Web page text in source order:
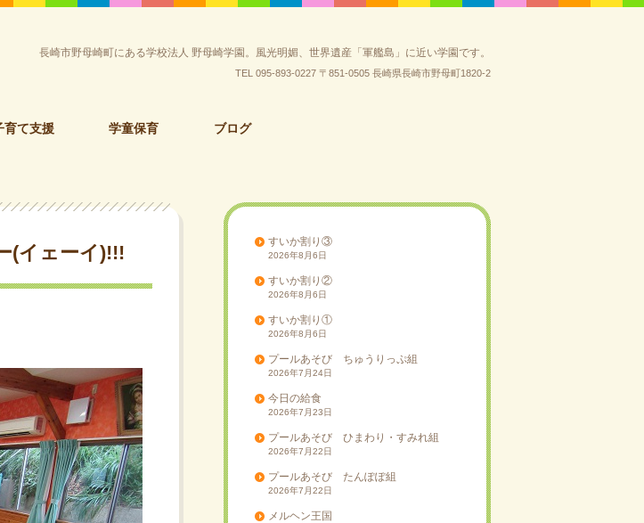
長崎市野母崎町にある学校法人 野母崎学園。風光明媚、世界遺産「軍艦島」に近い学園です。
TEL 095-893-0227 〒851-0505 長崎県長崎市野母町1820-2
育て支援 学童保育 ブログ
(イェーイ)!!! すいか割り③
2026年8月6日
すいか割り②
2026年8月6日
すいか割り①
2026年8月6日
プールあそび ちゅうりっぷ組
2026年7月24日
今日の給食
2026年7月23日
プールあそび ひまわり・すみれ組
2026年7月22日
プールあそび たんぽぽ組
2026年7月22日
メルヘン王国